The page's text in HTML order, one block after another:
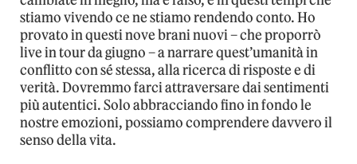
stiamo vivendo ce ne stiamo rendendo conto. Ho
provato in questi nove brani nuovi – che proporrò
live in tour da giugno – a narrare quest’umanità in
conflitto con sé stessa, alla ricerca di risposte e di
verità. Dovremmo farci attraversare dai sentimenti
più autentici. Solo abbracciando fino in fondo le
nostre emozioni, possiamo comprendere davvero il
senso della vita.